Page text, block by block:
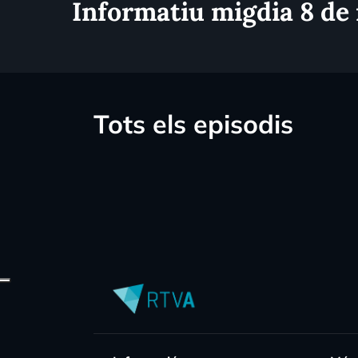
Informatiu migdia 8 de
Tots els episodis